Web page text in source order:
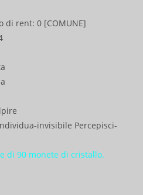
di rent: 0 [COMUNE]
invisibile Percepisci-
di 90 monete di cristallo.